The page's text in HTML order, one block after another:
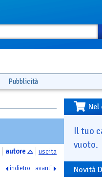
Pubblicità
autore uscita
indietro avanti
Nel
Il tuo
vuoto.
Novità